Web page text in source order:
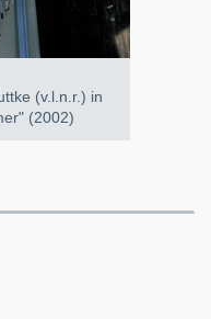
(v.l.n.r.) in
(2002)